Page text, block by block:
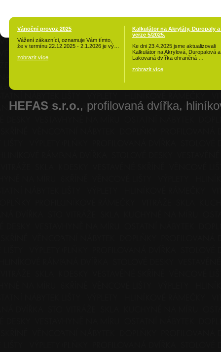
Vánoční provoz 2025
Vážení zákazníci, oznamuje Vám tímto,
že v termínu 22.12.2025 - 2.1.2026 je vý…
zobrazit více
Kalkulátor na Akryláty, Duropaly a
verze 5/2025.
Ke dni 23.4.2025 jsme aktualizovali
Kalkulátor na Akrylová, Duropalová a
Lakovaná dvířka ohraněná …
zobrazit více
HEFAS s.r.o., profilovaná dvířka,